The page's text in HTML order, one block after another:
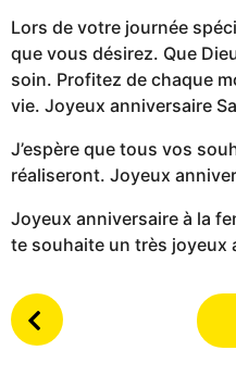
Lors de votre journée
que vous désirez. Que
soin. Profitez de chaque
vie. Joyeux anniversaire
J’espère que tous vos
réaliseront. Joyeux
Joyeux anniversaire à la
te souhaite un très joyeux
P
o